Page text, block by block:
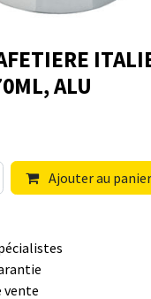
ALU
Ajouter au panier
vente